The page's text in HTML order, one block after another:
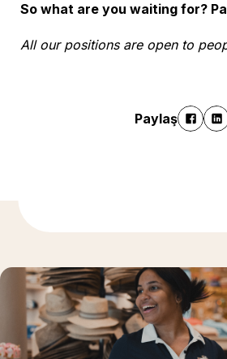
So what are you waiting for?
All our positions are open to
Paylaş